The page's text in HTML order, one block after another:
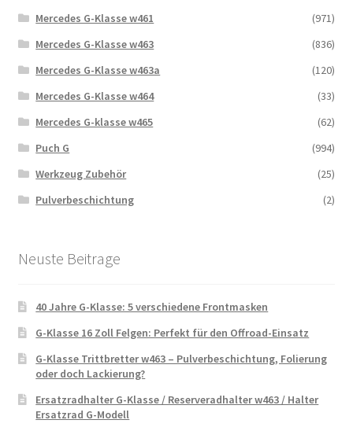
Mercedes G-Klasse w461
(971)
Mercedes G-Klasse w463
(836)
Mercedes G-Klasse w463a
(120)
Mercedes G-Klasse w464
(33)
Mercedes G-klasse w465
(62)
Puch G
(994)
Werkzeug Zubehör
(25)
Pulverbeschichtung
(2)
Neuste Beitrage
40 Jahre G-Klasse: 5 verschiedene Frontmasken
G-Klasse 16 Zoll Felgen: Perfekt für den Offroad-Einsatz
G-Klasse Trittbretter w463 – Pulverbeschichtung, Folierung
oder doch Lackierung?
Ersatzradhalter G-Klasse / Reserveradhalter w463 / Halter
Ersatzrad G-Modell